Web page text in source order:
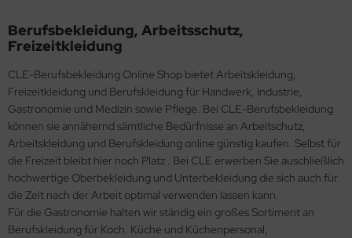
Berufsbekleidung, Arbeitsschutz,
Freizeitkleidung
CLE-Berufsbekleidung Online Shop bietet Arbeitskleidung,
Freizeitkleidung und Berufskleidung für Handwerk, Industrie,
Gastronomie und Medizin sowie Pflege. Bei CLE-Berufsbekleidung
können sie annähernd sämtliche Bedürfnisse an Arbeitschutz,
Arbeitskleidung und Berufskleidung online günstig kaufen. Selbst für
die Freizeit bleibt hier noch Platz . Bei CLE erwerben Sie auschließlich
hochwertige Oberbekleidung und Unterbekleidung die sich auch für
die Zeit nach der Arbeit optimal verwenden lassen kann.
Für die Gastronomie halten wir ständig ein großes Sortiment an
Berufskleidung für Koch. Küche und Küchenpersonal,
und Sweatshirts unisex 4PROTECT® Workwear
Hoodie Sweatshirt Polo T-Shirt 4PROTECT®
/ Kurier-Bekleidung
Berufskleidung
Zubehör
Pionier
Wear
+ Blusen
Übergrößen
Sicherheitsschuhe
metallfrei
Arbeitsschuhe
Übergrössen
Clogs
Berufsschuhe
Handschuhe
Handschuhe
Arbeitshandschuhe
Handschuhe
Pionier Workwear
Sicherheitsschuhe